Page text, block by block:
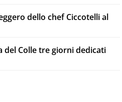
dello chef Ciccotelli al
del Colle tre giorni dedicati